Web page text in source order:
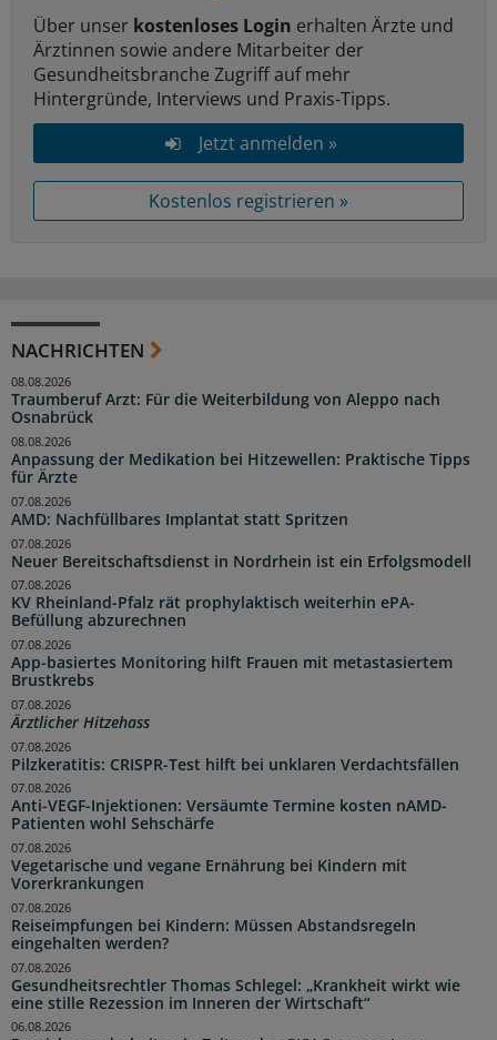
Über unser kostenloses Login erhalten Ärzte und
Ärztinnen sowie andere Mitarbeiter der
Gesundheitsbranche Zugriff auf mehr
Hintergründe, Interviews und Praxis-Tipps.
Jetzt anmelden »
Kostenlos registrieren »
NACHRICHTEN
Traumberuf Arzt: Für die Weiterbildung von Aleppo nach
Osnabrück
08.08.2026
Anpassung der Medikation bei Hitzewellen: Praktische Tipps
für Ärzte
08.08.2026
AMD: Nachfüllbares Implantat statt Spritzen
07.08.2026
Neuer Bereitschaftsdienst in Nordrhein ist ein Erfolgsmodell
07.08.2026
KV Rheinland-Pfalz rät prophylaktisch weiterhin ePA-
Befüllung abzurechnen
07.08.2026
App-basiertes Monitoring hilft Frauen mit metastasiertem
Brustkrebs
07.08.2026
Ärztlicher Hitzehass
07.08.2026
Pilzkeratitis: CRISPR-Test hilft bei unklaren Verdachtsfällen
07.08.2026
Anti-VEGF-Injektionen: Versäumte Termine kosten nAMD-
Patienten wohl Sehschärfe
07.08.2026
Vegetarische und vegane Ernährung bei Kindern mit
Vorerkrankungen
07.08.2026
Reiseimpfungen bei Kindern: Müssen Abstandsregeln
eingehalten werden?
07.08.2026
Gesundheitsrechtler Thomas Schlegel: „Krankheit wirkt wie
eine stille Rezession im Inneren der Wirtschaft“
07.08.2026
06.08.2026